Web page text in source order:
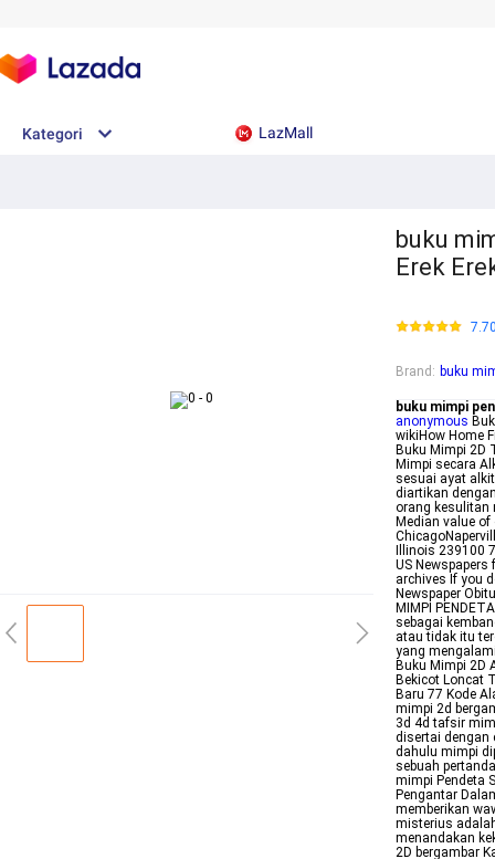
Kategori LazMall
buku
Erek
Brand : buku
buku mimpi
anonymous
wikiHow Home
Buku Mimpi 2D
Mimpi secara
sesuai ayat
diartikan
orang kesulitan
Median value
Illinois 239100
US
archives If you
Newspaper
MIMPI
sebagai
atau tidak itu
yang
Buku Mimpi 2D
Bekicot Loncat
Baru 77 Kode
mimpi 2d
3d 4d tafsir
disertai dengan
dahulu mimpi
sebuah
mimpi Pendeta
Pengantar
memberikan
misterius
menandakan
2D bergambar